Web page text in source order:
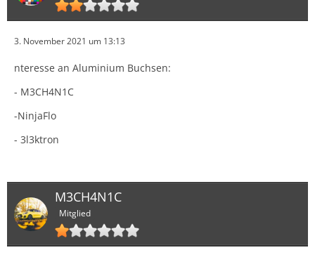
3. November 2021 um 13:13
nteresse an Aluminium Buchsen:
- M3CH4N1C
-NinjaFlo
- 3l3ktron
M3CH4N1C
Mitglied